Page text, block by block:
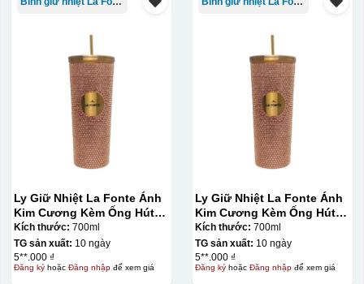
Ly Giữ Nhiệt La Fonte Ánh
Kim Cương Kèm Ống Hút-
700 ml-014687-GOL
Kích thước: 700ml
TG sản xuất: 10 ngày
5**.000 ₫
Đăng kýhoặc Đăng nhậpđể xem giá
Ly Giữ Nhiệt La Fonte Ánh
Kim Cương Kèm Ống Hút-
700 ml-014687-GOL
Kích thước: 700ml
TG sản xuất: 10 ngày
5**.000 ₫
Đăng kýhoặc Đăng nhậpđể xem giá